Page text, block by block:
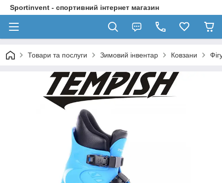
Sportinvent - спортивний інтернет магазин
Товари та послуги Зимовий інвентар Ковзани